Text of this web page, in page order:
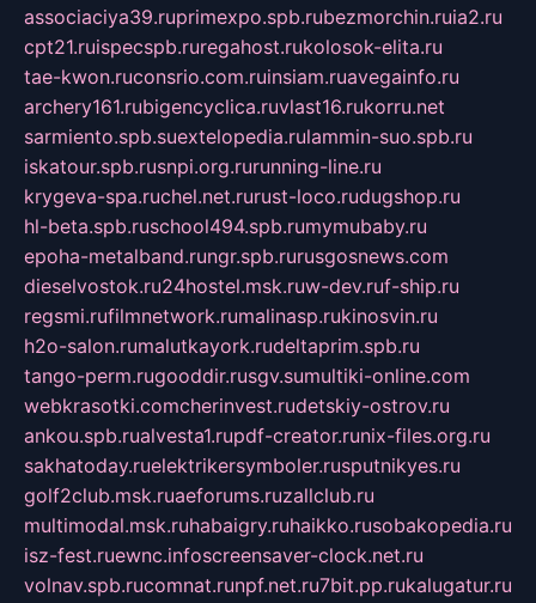
associaciya39.ruprimexpo.spb.rubezmorchin.ruia2.ru
cpt21.ruispecspb.ruregahost.rukolosok-elita.ru
tae-kwon.ruconsrio.com.ruinsiam.ruavegainfo.ru
archery161.rubigencyclica.ruvlast16.rukorru.net
sarmiento.spb.suextelopedia.rulammin-suo.spb.ru
iskatour.spb.rusnpi.org.rurunning-line.ru
krygeva-spa.ruchel.net.rurust-loco.rudugshop.ru
hl-beta.spb.ruschool494.spb.rumymubaby.ru
epoha-metalband.rungr.spb.rurusgosnews.com
dieselvostok.ru24hostel.msk.ruw-dev.ruf-ship.ru
regsmi.rufilmnetwork.rumalinasp.rukinosvin.ru
h2o-salon.rumalutkayork.rudeltaprim.spb.ru
tango-perm.rugooddir.rusgv.sumultiki-online.com
webkrasotki.comcherinvest.rudetskiy-ostrov.ru
ankou.spb.rualvesta1.rupdf-creator.runix-files.org.ru
sakhatoday.ruelektrikersymboler.rusputnikyes.ru
golf2club.msk.ruaeforums.ruzallclub.ru
multimodal.msk.ruhabaigry.ruhaikko.rusobakopedia.ru
isz-fest.ruewnc.infoscreensaver-clock.net.ru
volnav.spb.rucomnat.runpf.net.ru7bit.pp.rukalugatur.ru